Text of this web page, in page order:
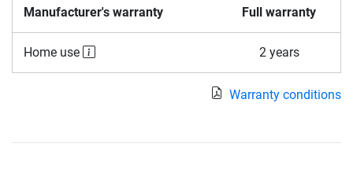
Manufacturer's warranty Full warranty
Home use 2 years
Warranty conditions